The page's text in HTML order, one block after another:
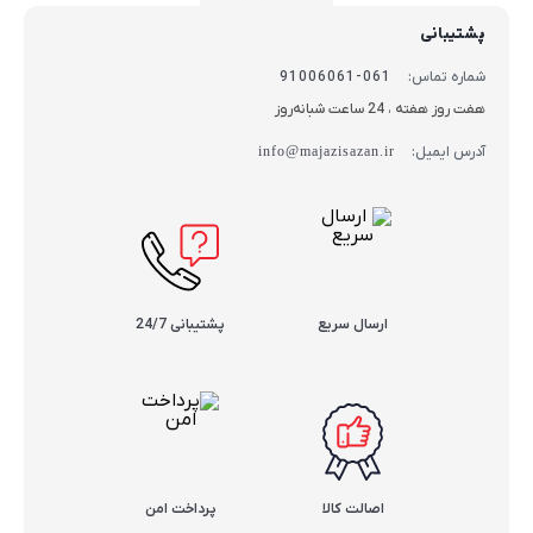
پشتیبانی
شماره تماس:
061-91006061
هفت روز هفته ، 24 ساعت شبانه‌روز
آدرس ایمیل: info@majazisazan.ir
ارسال سریع پشتیبانی 24/7
اصالت کالا پرداخت امن